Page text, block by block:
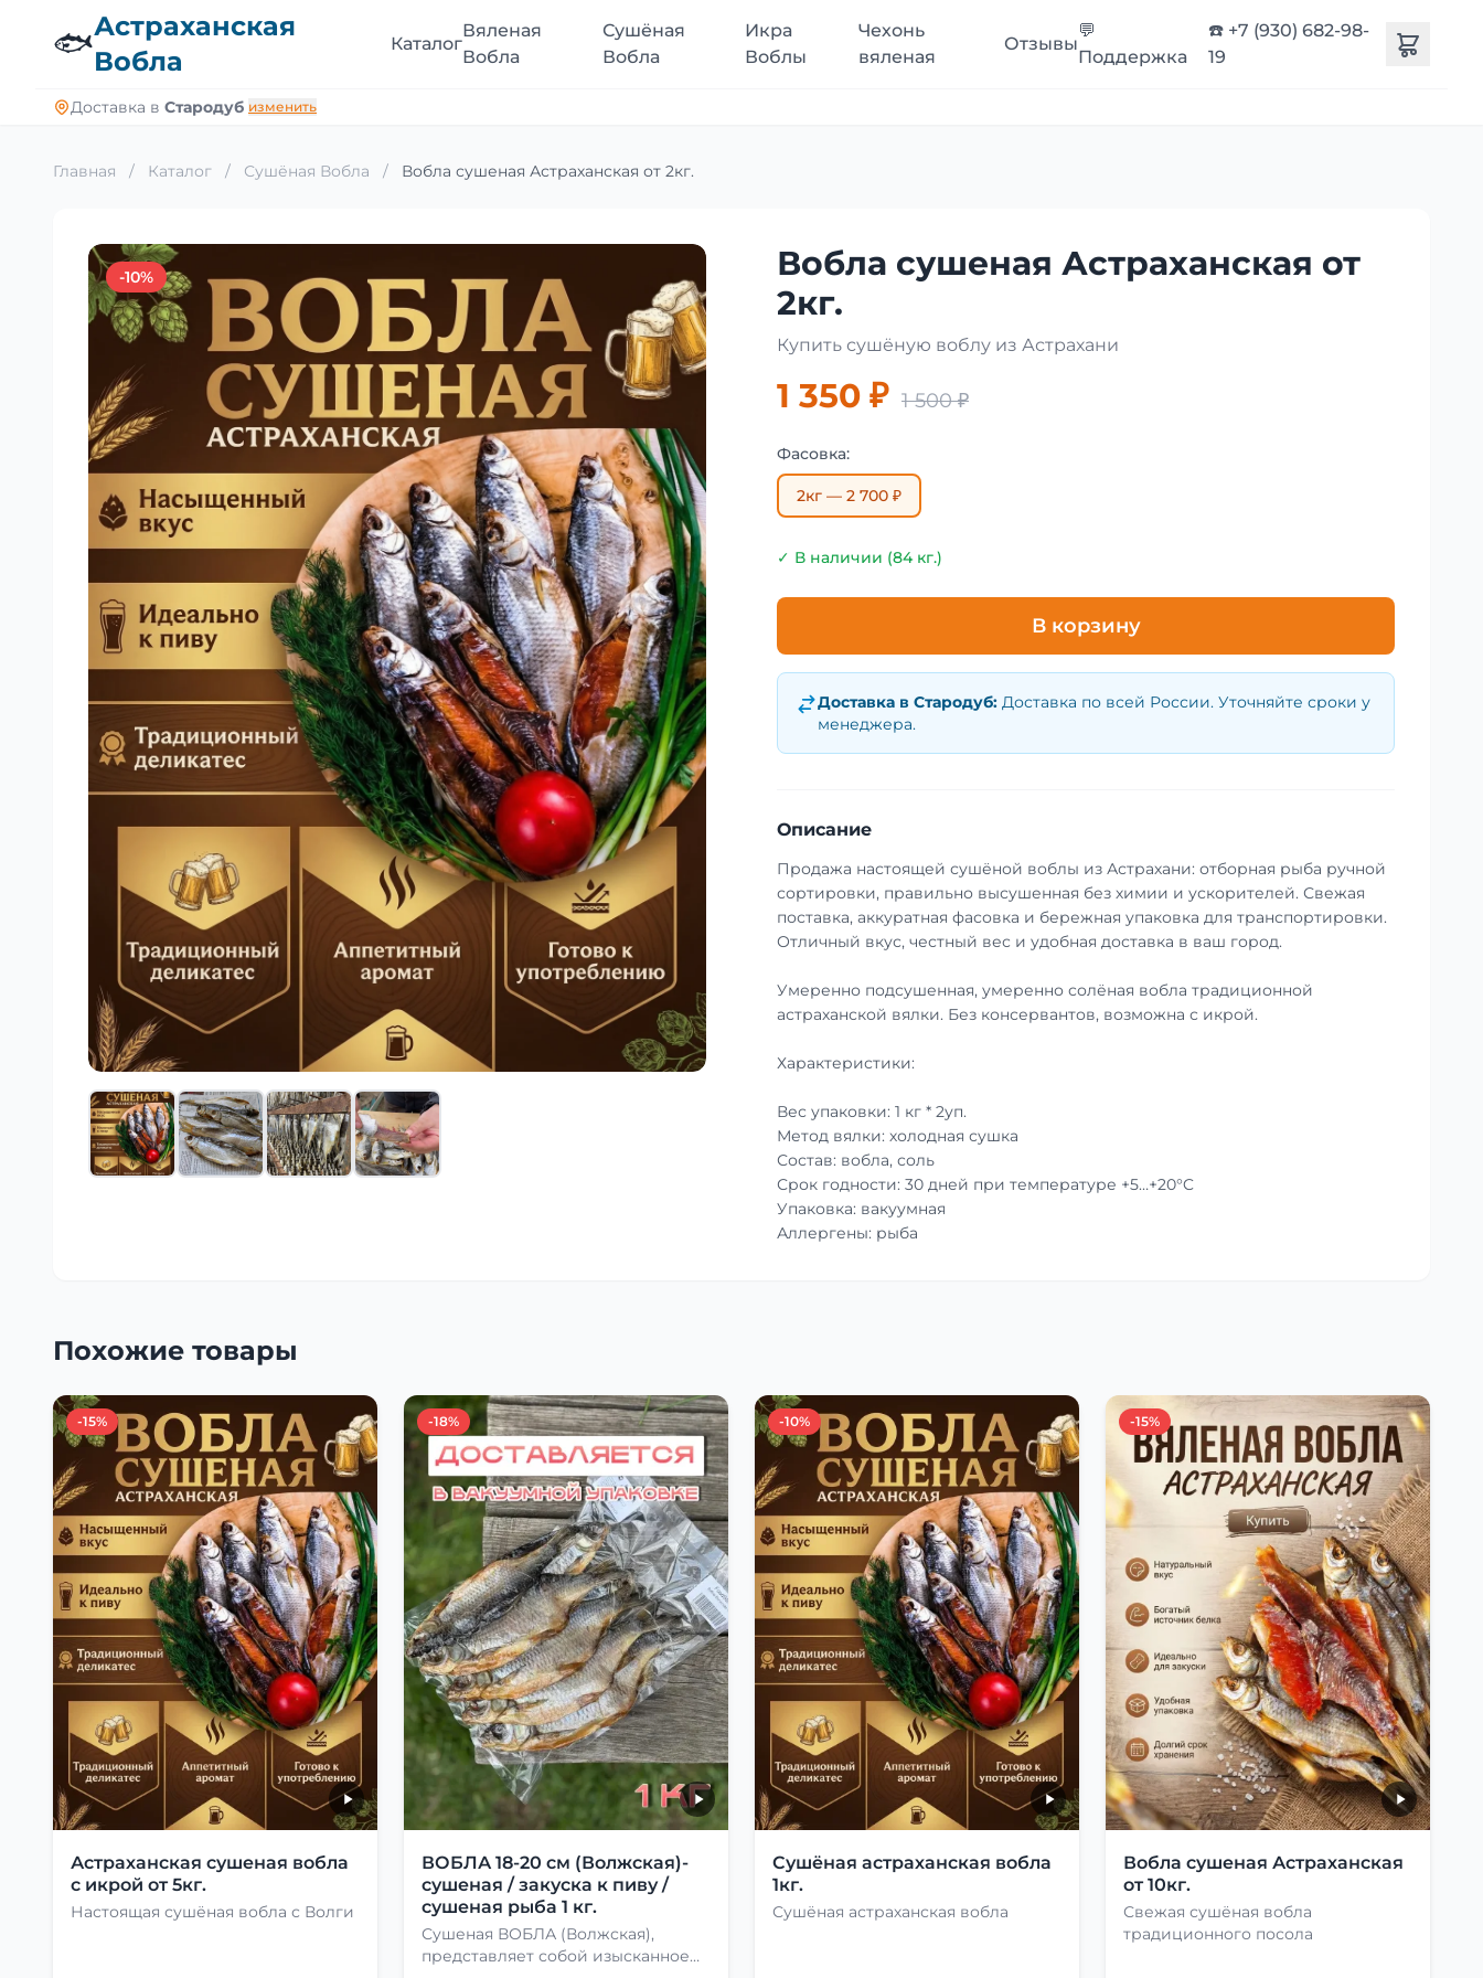
🐟Астраханская
Вобла
Каталог
Вяленая
Вобла
Сушёная
Вобла
Икра
Воблы
Чехонь
вяленая
Отзывы
💬
Поддержка
☎️ +7 (930) 682-98-
19
Доставка в Стародуб изменить
Главная / Каталог / Сушёная Вобла / Вобла сушеная Астраханская от 2кг.
-10%
Вобла сушеная Астраханская от
2кг.
Купить сушёную воблу из Астрахани
1 350 ₽ 1 500 ₽
Фасовка:
2кг — 2 700 ₽
✓ В наличии (84 кг.)
В корзину
Доставка в Стародуб: Доставка по всей России. Уточняйте сроки у
менеджера.
Описание
Продажа настоящей сушёной воблы из Астрахани: отборная рыба ручной
сортировки, правильно высушенная без химии и ускорителей. Свежая
поставка, аккуратная фасовка и бережная упаковка для транспортировки.
Отличный вкус, честный вес и удобная доставка в ваш город.
Умеренно подсушенная, умеренно солёная вобла традиционной
астраханской вялки. Без консервантов, возможна с икрой.
Характеристики:
Вес упаковки: 1 кг * 2уп.
Метод вялки: холодная сушка
Состав: вобла, соль
Срок годности: 30 дней при температуре +5…+20°C
Упаковка: вакуумная
Аллергены: рыба
Похожие товары
-15%
Астраханская сушеная вобла
с икрой от 5кг.
Настоящая сушёная вобла с Волги
-18%
ВОБЛА 18-20 см (Волжская)-
сушеная / закуска к пиву /
сушеная рыба 1 кг.
Сушеная ВОБЛА (Волжская),
представляет собой изысканное
-10%
Сушёная астраханская вобла
1кг.
Сушёная астраханская вобла
-15%
Вобла сушеная Астраханская
от 10кг.
Свежая сушёная вобла
традиционного посола